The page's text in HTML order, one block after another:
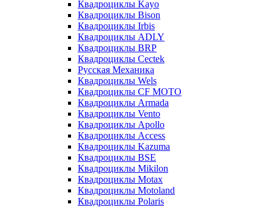
Квадроциклы Kayo
Квадроциклы Bison
Квадроциклы Irbis
Квадроциклы ADLY
Квадроциклы BRP
Квадроциклы Cectek
Русская Механика
Квадроциклы Wels
Квадроциклы CF MOTO
Квадроциклы Armada
Квадроциклы Vento
Квадроциклы Apollo
Квадроциклы Access
Квадроциклы Kazuma
Квадроциклы BSE
Квадроциклы Mikilon
Квадроциклы Motax
Квадроциклы Motoland
Квадроциклы Polaris